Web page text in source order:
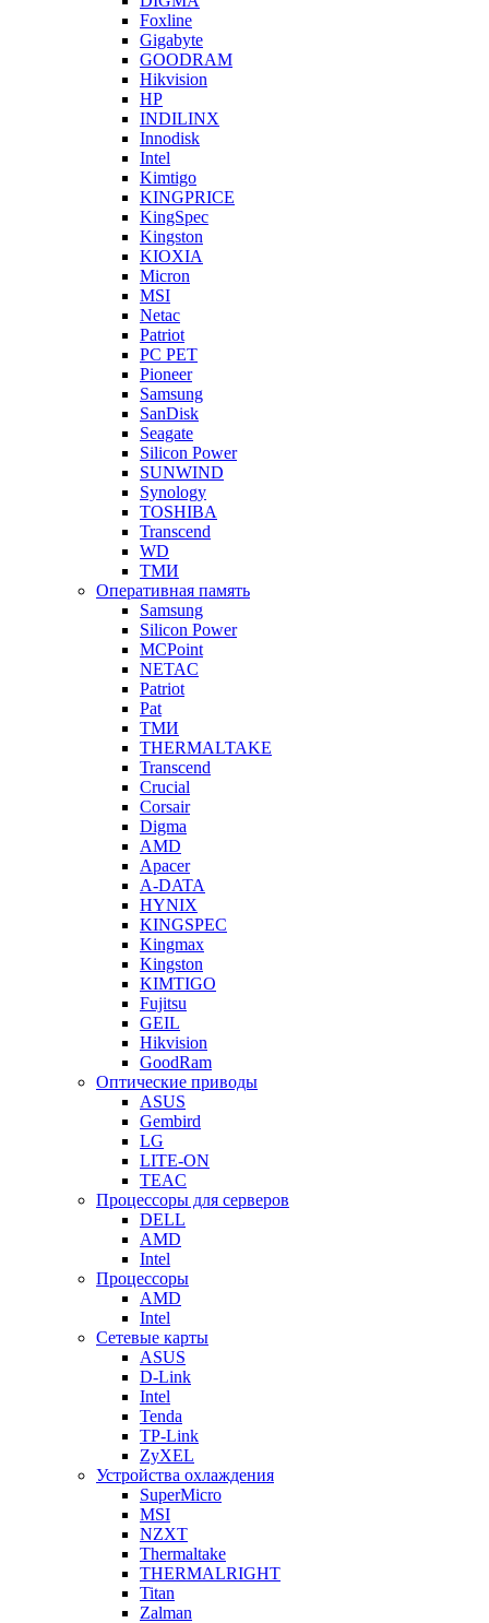
Foxline
Gigabyte
GOODRAM
Hikvision
HP
INDILINX
Innodisk
Intel
Kimtigo
KINGPRICE
KingSpec
Kingston
KIOXIA
Micron
MSI
Netac
Patriot
PC PET
Pioneer
Samsung
SanDisk
Seagate
Silicon Power
SUNWIND
Synology
TOSHIBA
Transcend
WD
ТМИ
Оперативная память
Samsung
Silicon Power
MCPoint
NETAC
Patriot
Pat
ТМИ
THERMALTAKE
Transcend
Crucial
Corsair
Digma
AMD
Apacer
A-DATA
HYNIX
KINGSPEC
Kingmax
Kingston
KIMTIGO
Fujitsu
GEIL
Hikvision
GoodRam
Оптические приводы
ASUS
Gembird
LG
LITE-ON
TEAC
Процессоры для серверов
DELL
AMD
Intel
Процессоры
AMD
Intel
Сетевые карты
ASUS
D-Link
Intel
Tenda
TP-Link
ZyXEL
Устройства охлаждения
SuperMicro
MSI
NZXT
Thermaltake
THERMALRIGHT
Titan
Zalman